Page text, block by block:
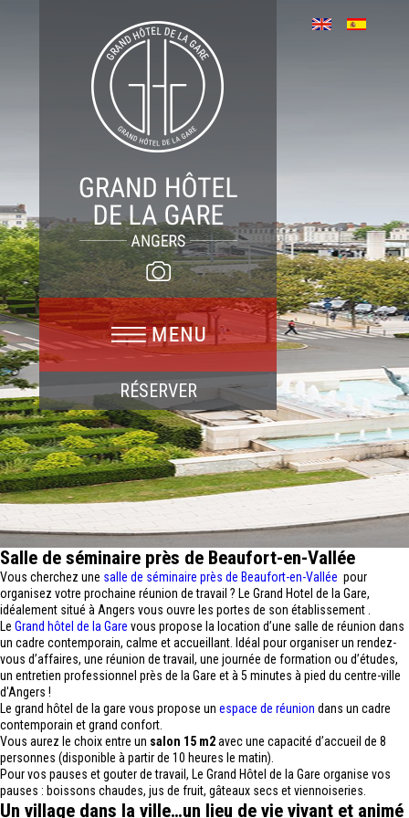
RÉSERVER
Salle de séminaire près de Beaufort-en-Vallée
Vous cherchez une salle de séminaire près de Beaufort-en-Vallée pour
organisez votre prochaine réunion de travail ? Le Grand Hotel de la Gare,
idéalement situé à Angers vous ouvre les portes de son établissement .
Le Grand hôtel de la Gare vous propose la location d’une salle de réunion dans
un cadre contemporain, calme et accueillant. Idéal pour organiser un rendez-
vous d’affaires, une réunion de travail, une journée de formation ou d’études,
un entretien professionnel près de la Gare et à 5 minutes à pied du centre-ville
d'Angers !
Le grand hôtel de la gare vous propose un espace de réunion dans un cadre
contemporain et grand confort.
Vous aurez le choix entre un salon 15 m2avec une capacité d’accueil de 8
personnes (disponible à partir de 10 heures le matin).
Pour vos pauses et gouter de travail, Le Grand Hôtel de la Gare organise vos
pauses : boissons chaudes, jus de fruit, gâteaux secs et viennoiseries.
Un village dans la ville…un lieu de vie vivant et animé